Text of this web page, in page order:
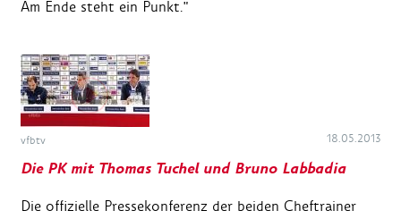
Am Ende steht ein Punkt."
vfbtv 18.05.2013
Die PK mit Thomas Tuchel und Bruno Labbadia
Die offizielle Pressekonferenz der beiden Cheftrainer